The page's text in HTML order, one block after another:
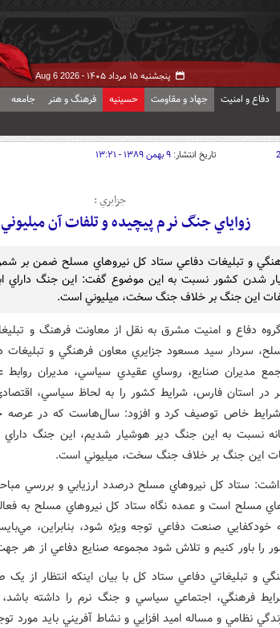
پنجشنبه ۱۵ مرداد ۱۴۰۵ - Aug 6 2026
دفاع و امنیت جهاد و مقاومت حسینیه فرهنگ و هنر جامعه
تاریخ انتشار: ۹ بهمن ۱۳۸۹ - ۱۳:۲۱
جزايري :
زواياي جنگ نرم پيچيده و تلفات آن
و تبليغات دفاعي ستاد کل نيروهاي مسلح ضمن بر
شدن کشور نسبت به اين موضوع گفت: اين جنگ داراي
اين جنگ بر خلاف جنگ سخت، ميليوني است.
دفاع و امنيت مشرق به نقل از معاونت فرهنگ و
سردار سيد مسعود جزايري معاون فرهنگي و تبليغات
مديران صنايع، روساي عقيدي سياسي، مديران روابط
در استان فارس، شرايط کشور را به لحاظ سياسي،
خاص توصيف کرد و افزود: سال‌هاست که در
نسبت به اين جنگ دير هوشيار شديم، اين جنگ داراي
اين جنگ بر خلاف جنگ سخت، ميليوني است.
ستاد کل نيروهاي مسلح درصدد ارزيابي و بررسي
مسلح است و عمده نگاه ستاد کل نيروهاي مسلح به
صنعت دفاعي توجه ويژه شود، بنابراين،
را باور کنيم و تلاش شود مجموعه صنايع دفاعي از هر
و تبليغاتي دفاعي ستاد کل با بيان اينکه انتظار از
فرهنگي، اجتماعي سياسي و جنگ نرم را داشته
نظامي و مساله اميد افزايي و نشاط آفريني بايد مورد